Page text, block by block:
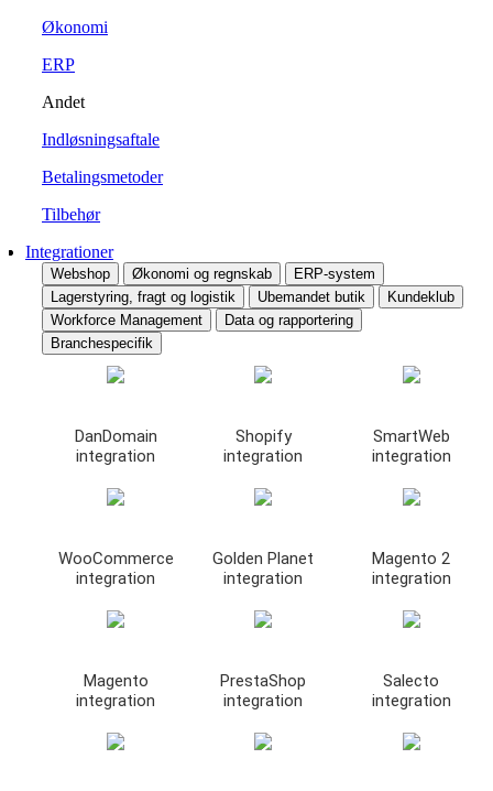
Økonomi
ERP
Andet
Indløsningsaftale
Betalingsmetoder
Tilbehør
Integrationer
Webshop Økonomi og regnskab
ERP-system
Lagerstyring, fragt og logistik
Ubemandet butik
Kundeklub
Workforce Management
Data og rapportering
Branchespecifik
DanDomain
integration
Shopify
integration
SmartWeb
integration
WooCommerce
integration
Golden Planet
integration
Magento 2
integration
Magento
integration
PrestaShop
integration
Salecto
integration